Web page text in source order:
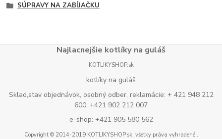
SÚPRAVY NA ZABÍJAČKU
Najlacnejšie kotlíky na guláš
KOTLIKYSHOP.sk
kotlíky na guláš
Sklad,stav objednávok, osobný odber, reklamácie: + 421 948 212
600, +421 902 212 007
e-shop: +421 905 580 562
Copyright © 2014-2019 KOTLIKYSHOP.sk, všetky práva vyhradené..